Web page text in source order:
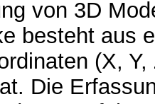
von 3D
besteht aus
(X,
Die